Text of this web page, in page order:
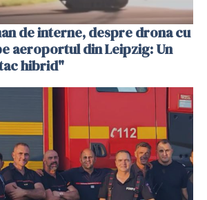
de interne, despre drona cu
aeroportul din Leipzig: Un
hibrid"